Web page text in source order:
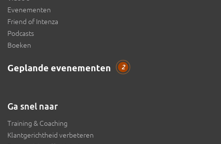
Evenementen
Friend of Intenza
Podcasts
Boeken
Geplande evenementen 2
Ga snel naar
Training & Coaching
Klantgerichtheid verbeteren